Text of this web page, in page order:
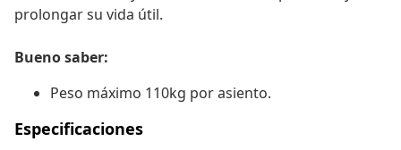
prolongar su vida útil.
Bueno saber:
Peso máximo 110kg por asiento.
Especificaciones